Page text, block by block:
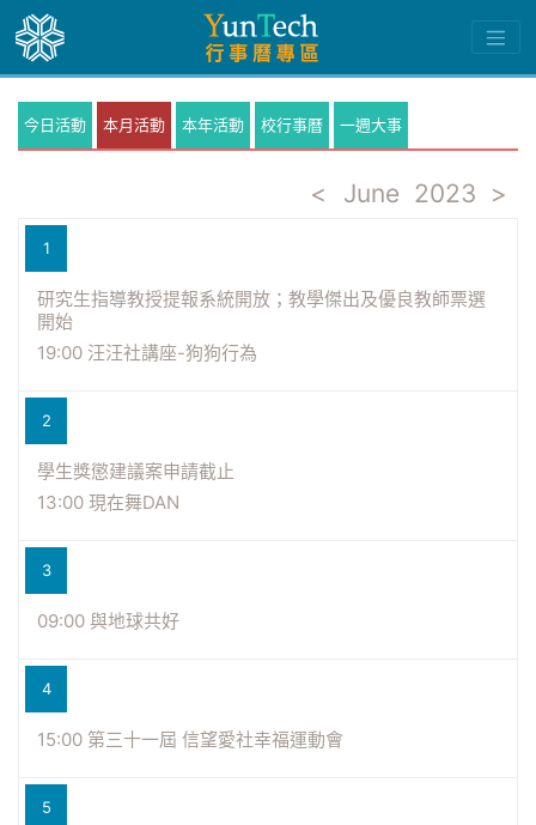
今日活動 本月活動 本年活動 校行事曆 一週大事
< June 2023 >
1
研究生指導教授提報系統開放；教學傑出及優良教師票選
開始
19:00 汪汪社講座-狗狗行為
2
學生獎懲建議案申請截止
13:00 現在舞DAN
3
09:00 與地球共好
4
15:00 第三十一屆 信望愛社幸福運動會
5